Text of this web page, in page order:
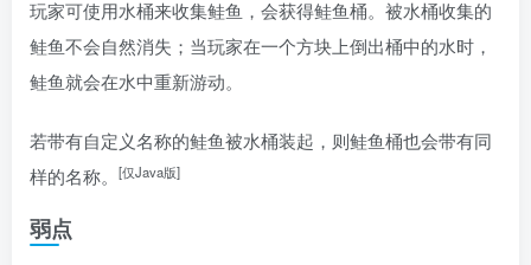
玩家可使用水桶来收集鲑鱼，会获得鲑鱼桶。被水桶收集的
鲑鱼不会自然消失；当玩家在一个方块上倒出桶中的水时，
鲑鱼就会在水中重新游动。
若带有自定义名称的鲑鱼被水桶装起，则鲑鱼桶也会带有同
样的名称。
[仅Java版]
弱点